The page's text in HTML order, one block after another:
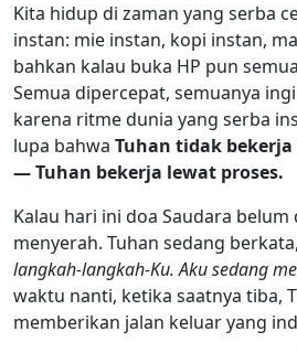
Kita hidup di zaman yang serba
instan: mie instan, kopi instan,
bahkan kalau buka HP pun
Semua dipercepat, semuanya
karena ritme dunia yang serba
lupa bahwa Tuhan tidak
— Tuhan bekerja lewat proses.
Kalau hari ini doa Saudara belum
menyerah. Tuhan sedang berkata,
langkah-langkah-Ku. Aku sedang
waktu nanti, ketika saatnya tiba,
memberikan jalan keluar yang